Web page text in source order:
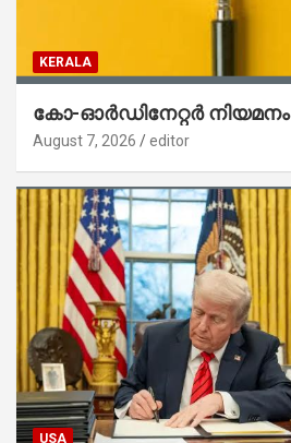
KERALA
കോ-ഓർഡിനേറ്റർ നിയമനം
August 7, 2026 editor
USA